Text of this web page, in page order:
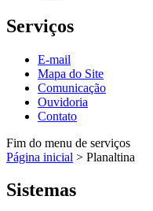
Serviços
E-mail
Mapa do Site
Comunicação
Ouvidoria
Contato
Fim do menu de serviços
Página inicial > Planaltina
Sistemas